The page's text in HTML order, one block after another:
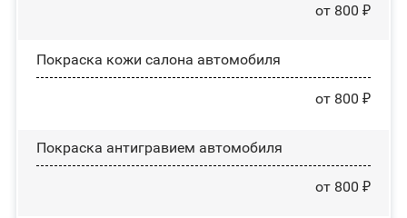
от 800 ₽
Покраска кожи салона автомобиля
от 800 ₽
Покраска антигравием автомобиля
от 800 ₽